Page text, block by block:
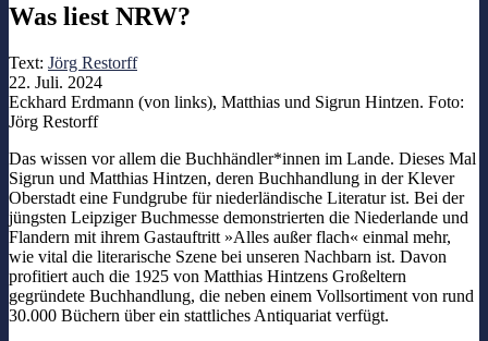
Was liest NRW?
Text: Jörg Restorff
22. Juli. 2024
Eckhard Erdmann (von links), Matthias und Sigrun Hintzen. Foto:
Jörg Restorff
Das wissen vor allem die Buchhändler*innen im Lande. Dieses Mal
Sigrun und Matthias Hintzen, deren Buchhandlung in der Klever
Oberstadt eine Fundgrube für niederländische Literatur ist. Bei der
jüngsten Leipziger Buchmesse demonstrierten die Niederlande und
Flandern mit ihrem Gastauftritt »Alles außer flach« einmal mehr,
wie vital die literarische Szene bei unseren Nachbarn ist. Davon
profitiert auch die 1925 von Matthias Hintzens Großeltern
gegründete Buchhandlung, die neben einem Vollsortiment von rund
30.000 Büchern über ein stattliches Antiquariat verfügt.